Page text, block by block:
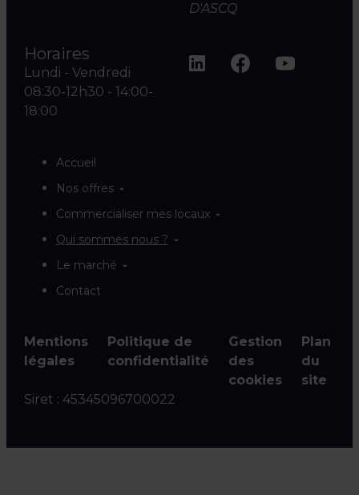
D'ASCQ
Horaires
Lundi - Vendredi
08:30-12h30 - 14:00-
18:00
Accueil
Nos offres
Commercialiser mes locaux
Qui sommes nous ?
Le marché
Contact
Mentions
légales
Politique de
confidentialité
Gestion
des
cookies
Plan
du
site
Siret : 45345096700022